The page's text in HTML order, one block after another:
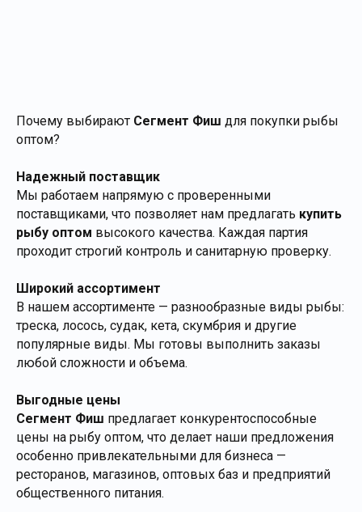
Почему выбирают Сегмент Фиш для покупки рыбы
оптом?
Надежный поставщик
Мы работаем напрямую с проверенными
поставщиками, что позволяет нам предлагать купить
рыбу оптом высокого качества. Каждая партия
проходит строгий контроль и санитарную проверку.
Широкий ассортимент
В нашем ассортименте — разнообразные виды рыбы:
треска, лосось, судак, кета, скумбрия и другие
популярные виды. Мы готовы выполнить заказы
любой сложности и объема.
Выгодные цены
Сегмент Фиш предлагает конкурентоспособные
цены на рыбу оптом, что делает наши предложения
особенно привлекательными для бизнеса —
ресторанов, магазинов, оптовых баз и предприятий
общественного питания.